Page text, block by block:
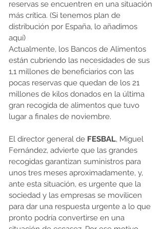
reservas se encuentren en una situación
más crítica. (Si tenemos plan de
distribución por España, lo añadimos
aquí)
Actualmente, los Bancos de Alimentos
están cubriendo las necesidades de sus
1,1 millones de beneficiarios con las
pocas reservas que quedan de los 21
millones de kilos donados en la última
gran recogida de alimentos que tuvo
lugar a finales de noviembre.
El director general de FESBAL, Miguel
Fernández, advierte que las grandes
recogidas garantizan suministros para
unos tres meses aproximadamente, y,
ante esta situación, es urgente que la
sociedad y las empresas se movilicen
para dar una respuesta urgente a lo que
pronto podría convertirse en una